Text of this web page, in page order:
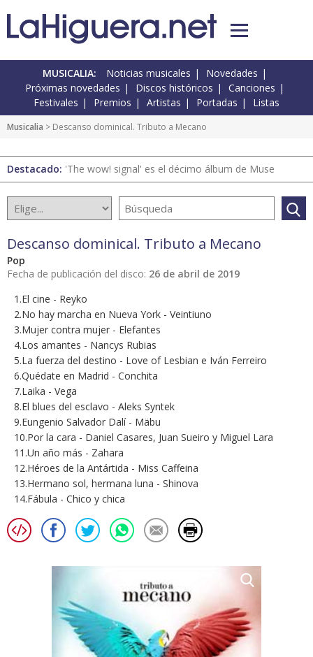
MUSICALIA: Noticias musicales
Novedades
Próximas novedades
Discos históricos
Canciones
Festivales
Premios Artistas Portadas Listas
Musicalia > Descanso dominical. Tributo a Mecano
Destacado: 'The wow! signal' es el décimo álbum de Muse
Descanso dominical. Tributo a Mecano
Pop
Fecha de publicación del disco: 26 de abril de 2019
1.El cine - Reyko
2.No hay marcha en Nueva York - Veintiuno
3.Mujer contra mujer - Elefantes
4.Los amantes - Nancys Rubias
5.La fuerza del destino - Love of Lesbian e Iván Ferreiro
6.Quédate en Madrid - Conchita
7.Laika - Vega
8.El blues del esclavo - Aleks Syntek
9.Eungenio Salvador Dalí - Mäbu
10.Por la cara - Daniel Casares, Juan Sueiro y Miguel Lara
11.Un año más - Zahara
12.Héroes de la Antártida - Miss Caffeina
13.Hermano sol, hermana luna - Shinova
14.Fábula - Chico y chica